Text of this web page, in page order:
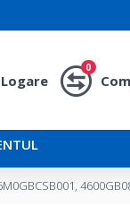
Logare
0